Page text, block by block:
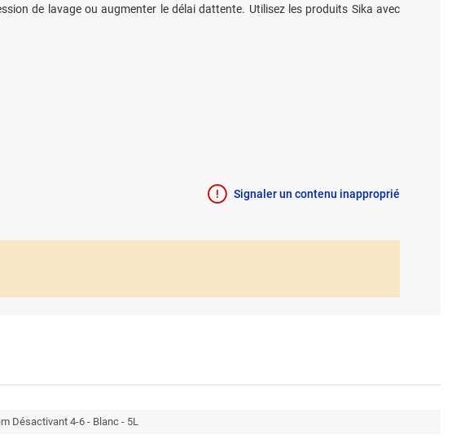
de lavage ou augmenter le délai dattente. Utilisez les produits Sika avec
Signaler un contenu inapproprié
Désactivant 4-6 - Blanc - 5L